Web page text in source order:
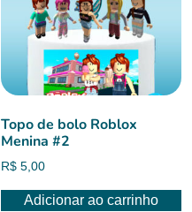
Topo de bolo Roblox
Menina #2
R$ 5,00
Adicionar ao carrinho